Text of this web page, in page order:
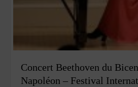
Concert Beethoven du
Napoléon – Festival